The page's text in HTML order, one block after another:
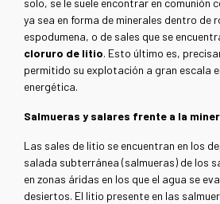
solo, se le suele encontrar en comunión
ya sea en forma de minerales dentro de
espodumena, o de sales que se
cloruro de litio. Esto último es,
permitido su explotación a gran escala
energética.
Salmueras y salares frente a la
Las sales de litio se encuentran en los
salada subterránea (salmueras) de los
en zonas áridas en los que el agua se
desiertos. El litio presente en las